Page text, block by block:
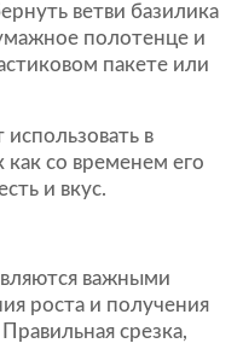
ветви базилика
полотенце и
пакете или
в
как со временем его
и вкус.
важными
роста и получения
срезка,